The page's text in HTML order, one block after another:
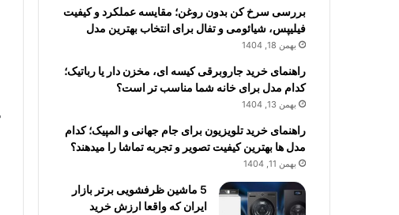
بررسی سرخ کن بدون روغن؛ مقایسه عملکرد و کیفیت
فیلیپس، شیائومی و تفال برای انتخاب بهترین مدل
بهمن 18, 1404
راهنمای خرید جاروبرقی کیسه ای، مخزن دار یا رباتیک؛
کدام مدل برای خانه شما مناسب تر است؟
بهمن 13, 1404
راهنمای خرید تلویزیون برای جام جهانی و المپیک؛ کدام
مدل ها بهترین کیفیت تصویر و تجربه تماشا را میدهند؟
بهمن 11, 1404
5 ماشین ظرفشویی برتر بازار
ایران که واقعا ارزش خرید